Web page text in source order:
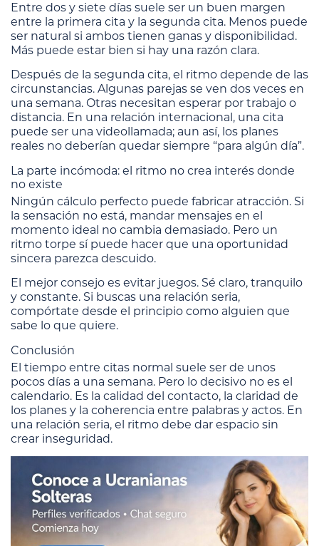
Entre dos y siete días suele ser un buen margen
entre la primera cita y la segunda cita. Menos puede
ser natural si ambos tienen ganas y disponibilidad.
Más puede estar bien si hay una razón clara.
Después de la segunda cita, el ritmo depende de las
circunstancias. Algunas parejas se ven dos veces en
una semana. Otras necesitan esperar por trabajo o
distancia. En una relación internacional, una cita
puede ser una videollamada; aun así, los planes
reales no deberían quedar siempre “para algún día”.
La parte incómoda: el ritmo no crea interés donde
no existe
Ningún cálculo perfecto puede fabricar atracción. Si
la sensación no está, mandar mensajes en el
momento ideal no cambia demasiado. Pero un
ritmo torpe sí puede hacer que una oportunidad
sincera parezca descuido.
El mejor consejo es evitar juegos. Sé claro, tranquilo
y constante. Si buscas una relación seria,
compórtate desde el principio como alguien que
sabe lo que quiere.
Conclusión
El tiempo entre citas normal suele ser de unos
pocos días a una semana. Pero lo decisivo no es el
calendario. Es la calidad del contacto, la claridad de
los planes y la coherencia entre palabras y actos. En
una relación seria, el ritmo debe dar espacio sin
crear inseguridad.